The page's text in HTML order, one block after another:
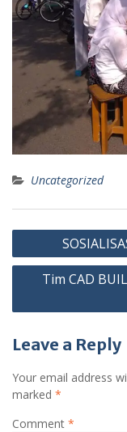
Uncategorized
Post
navigation
Tim CAD
Leave a Reply
Your email address
marked *
Comment *